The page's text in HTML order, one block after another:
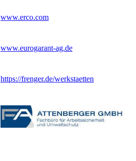
www.erco.com
www.eurogarant-ag.de
https://frenger.de/werkstaetten